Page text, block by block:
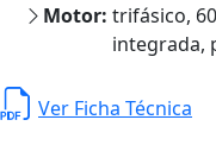
Motor: trifásico,
integrada,
Ver Ficha Técnica